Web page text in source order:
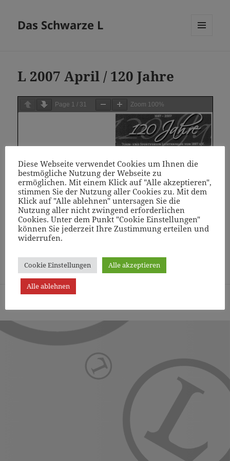
Das Schwarze L
L 2007 April / 120 Jahre
Page 1 / 31 Zoom 100%
Page1/31 Zoom100%
Diese Webseite verwendet Cookies um Ihnen die
bestmögliche Nutzung der Webseite zu
ermöglichen. Mit einem Klick auf "Alle akzeptieren",
stimmen Sie der Nutzung aller Cookies zu. Mit dem
Klick auf "Alle ablehnen" untersagen Sie die
Nutzung aller nicht zwingend erforderlichen
Cookies. Unter dem Punkt "Cookie Einstellungen"
können Sie jederzeit Ihre Zustimmung erteilen und
widerrufen.
Cookie Einstellungen Alle akzeptieren
Alle ablehnen